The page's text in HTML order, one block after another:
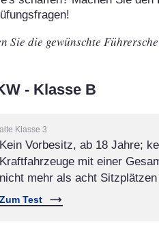
Sie die gewünschte
- Klasse B
alte Klasse 3
Kein Vorbesitz, ab 18 Jahre;
Kraftfahrzeuge mit einer
nicht mehr als acht
Zum Test